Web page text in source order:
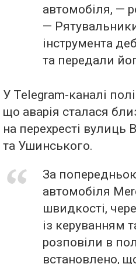
автомобіля, —
—
інструмента
та передали
У Telegram-каналі
що аварія сталася
на перехресті
та Ушинського.
За
автомобіля
швидкості,
із керуванням
розповіли в
встановлено,